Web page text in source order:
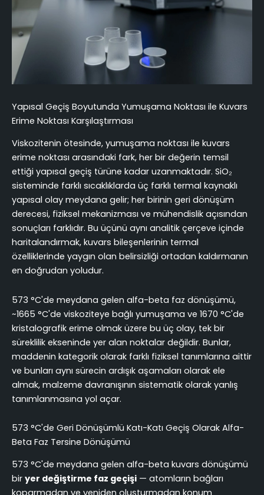
Yapısal Geçiş Boyutunda Yumuşama Noktası ile Kuvars
Erime Noktası Karşılaştırması
Viskozitenin ötesinde, yumuşama noktası ile kuvars
erime noktası arasındaki fark, her bir değerin temsil
ettiği yapısal geçiş türüne kadar uzanmaktadır. SiO₂
sisteminde farklı sıcaklıklarda üç farklı termal kaynaklı
yapısal olay meydana gelir; her birinin geri dönüşüm
derecesi, fiziksel mekanizması ve mühendislik açısından
sonuçları farklıdır. Bu üçünü aynı analitik çerçeve içinde
haritalandırmak, kuvars bileşenlerinin termal
özelliklerinde yaygın olan belirsizliği ortadan kaldırmanın
en doğrudan yoludur.
573 °C'de meydana gelen alfa-beta faz dönüşümü,
~1665 °C'de viskoziteye bağlı yumuşama ve 1670 °C'de
kristalografik erime olmak üzere bu üç olay, tek bir
süreklilik ekseninde yer alan noktalar değildir. Bunlar,
maddenin kategorik olarak farklı fiziksel tanımlarına aittir
ve bunları aynı sürecin ardışık aşamaları olarak ele
almak, malzeme davranışının sistematik olarak yanlış
tanımlanmasına yol açar.
573 °C'de Geri Dönüşümlü Katı-Katı Geçiş Olarak Alfa-
Beta Faz Tersine Dönüşümü
573 °C'de meydana gelen alfa-beta kuvars dönüşümü
bir yer değiştirme faz geçişi — atomların bağları